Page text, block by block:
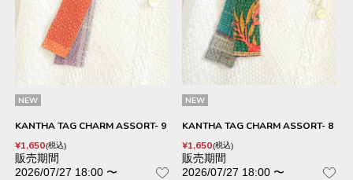
NEW
KANTHA TAG CHARM ASSORT- 9
¥1,650 税込
販売期間
2026/07/27 18:00 〜
NEW
KANTHA TAG CHARM ASSORT- 8
¥1,650 税込
販売期間
2026/07/27 18:00 〜